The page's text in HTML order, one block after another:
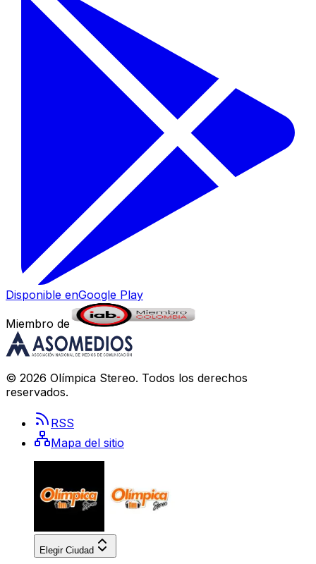
Disponible enGoogle Play
Miembro de
© 2026 Olímpica Stereo. Todos los derechos
reservados.
RSS
Mapa del sitio
Elegir Ciudad